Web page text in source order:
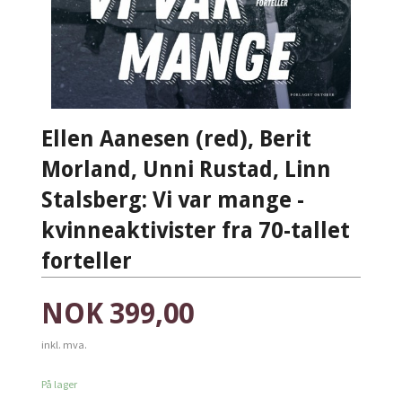
Ellen Aanesen (red), Berit
Morland, Unni Rustad, Linn
Stalsberg: Vi var mange -
kvinneaktivister fra 70-tallet
forteller
Pris
NOK 399,00
inkl. mva.
På lager